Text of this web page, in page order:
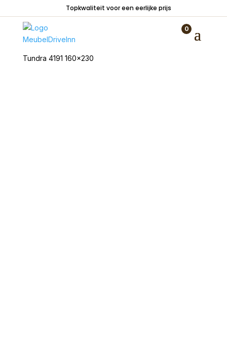
Topkwaliteit voor een eerlijke prijs
0
Tundra 4191 160×230